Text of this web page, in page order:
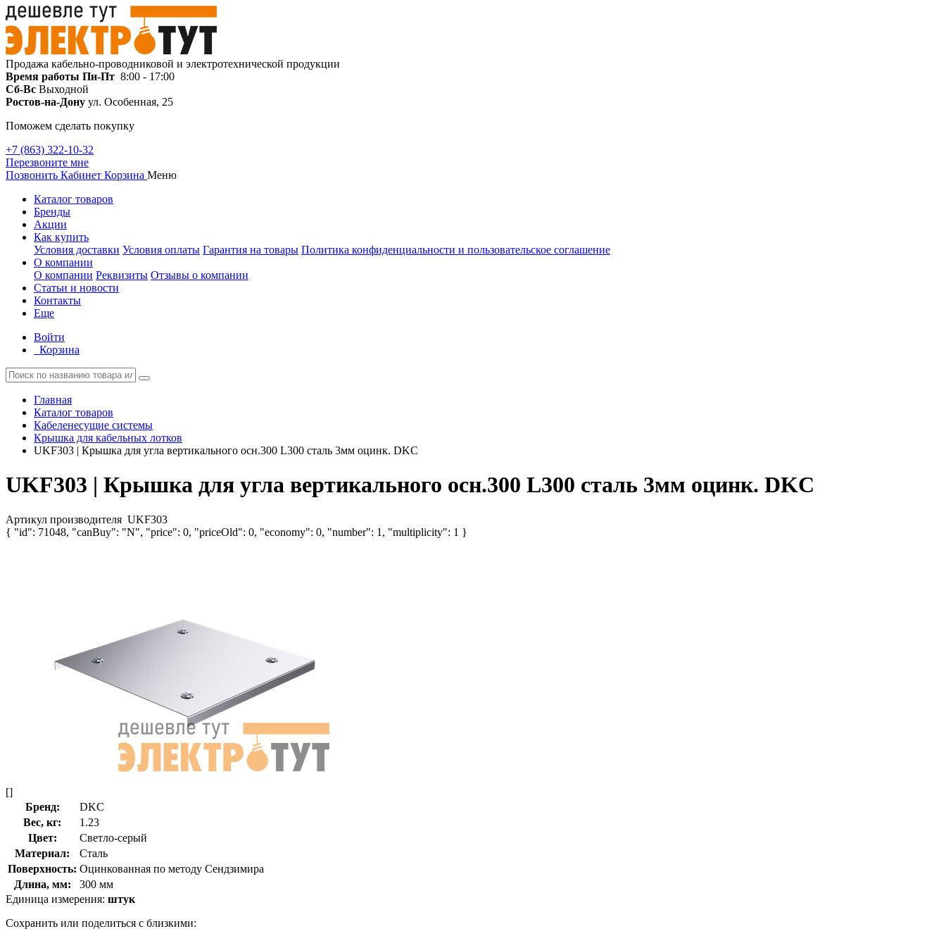
Продажа кабельно-проводниковой и электротехнической продукции
Время работы Пн-Пт 8:00 - 17:00
Сб-Вс Выходной
Ростов-на-Дону ул. Особенная, 25
Поможем сделать покупку
+7 (863) 322-10-32
Перезвоните мне
Позвонить Кабинет Корзина Меню
Каталог товаров
Бренды
Акции
Как купить
Условия доставки Условия оплаты Гарантия на товары Политика конфиденциальности и пользовательское соглашение
О компании
О компании Реквизиты Отзывы о компании
Статьи и новости
Контакты
Еще
Войти
Корзина
Главная
Каталог товаров
Кабеленесущие системы
Крышка для кабельных лотков
UKF303 | Крышка для угла вертикального осн.300 L300 сталь 3мм оцинк. DKC
UKF303 | Крышка для угла вертикального осн.300 L300 сталь 3мм оцинк. DKC
Артикул производителя UKF303
{ "id": 71048, "canBuy": "N", "price": 0, "priceOld": 0, "economy": 0, "number": 1, "multiplicity": 1 }
[]
Бренд:
DKC
Вес, кг:
1.23
Цвет:
Светло-серый
Материал:
Сталь
Поверхность: Оцинкованная по методу Сендзимира
Длина, мм:
300 мм
Единица измерения: штук
Сохранить или поделиться с близкими: